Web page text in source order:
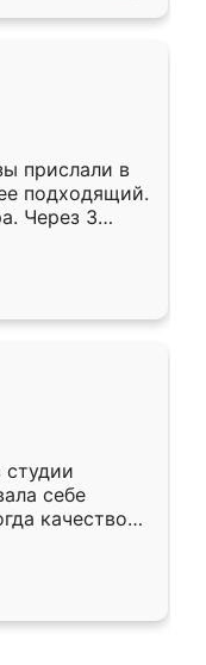
прислали в
подходящий.
Через 3
Остались
себе
качеством
уже почти